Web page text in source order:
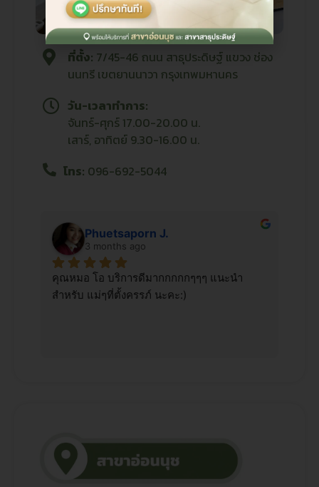
ที่ตั้ง: 7/45-46 ถนน สาธุประดิษฐ์ แขวง ช่อง
นนทรี เขตยานนาวา กรุงเทพมหานคร
วัน-เวลาทำการ:
จันทร์-ศุกร์ 17.00-20.00 น.
เสาร์, อาทิตย์ 9.30-16.00 น.
โทร: 096-692-5044
Phuetsaporn J.
3 months ago
คุณหมอ โอ บริการดีมากกกกกๆๆๆ แนะนำ
สำหรับ แม่ๆที่ตั้งครรภ์ นะคะ:)